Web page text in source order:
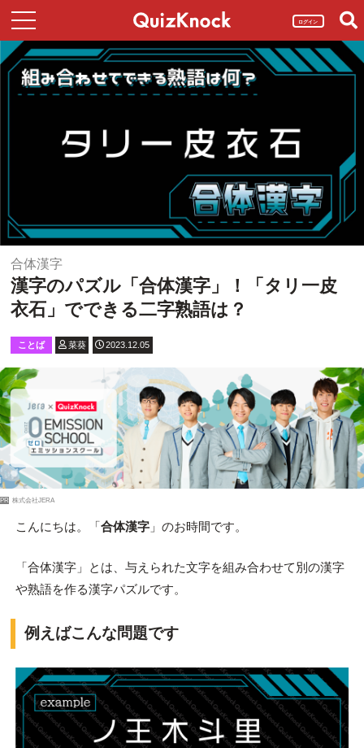
ログイン
合体漢字
漢字のパズル「合体漢字」！「タリ一皮
衣石」でできる二字熟語は？
ことば 菜葵 2023.12.05
PR 株式会社JERA
こんにちは。「合体漢字」のお時間です。
「合体漢字」とは、与えられた文字を組み合わせて別の漢字
や熟語を作る漢字パズルです。
例えばこんな問題です